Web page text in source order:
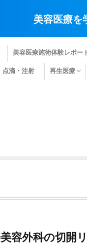
美容医療を
美容医療施術体験レポー
点滴・注射 再生医療
容外科の切開